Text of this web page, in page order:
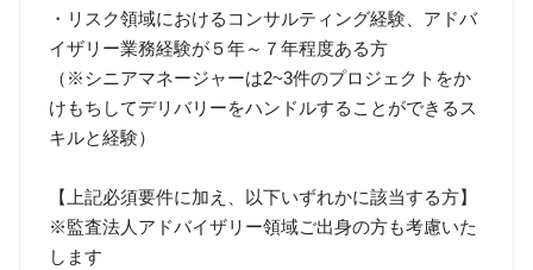
・リスク領域におけるコンサルティング経験、アドバ
イザリー業務経験が５年～７年程度ある方
（※シニアマネージャーは2~3件のプロジェクトをか
けもちしてデリバリーをハンドルすることができるス
キルと経験）
【上記必須要件に加え、以下いずれかに該当する方】
※監査法人アドバイザリー領域ご出身の方も考慮いた
します